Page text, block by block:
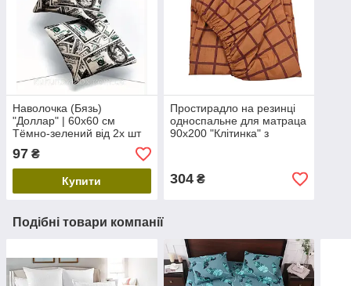
Наволочка (Бязь)
"Доллар" | 60х60 см
Тёмно-зелений від 2х шт
97 ₴
Купити
Простирадло на резинці
односпальне для матраца
90x200 "Клітинка" з
304₴
Подібні товари компанії